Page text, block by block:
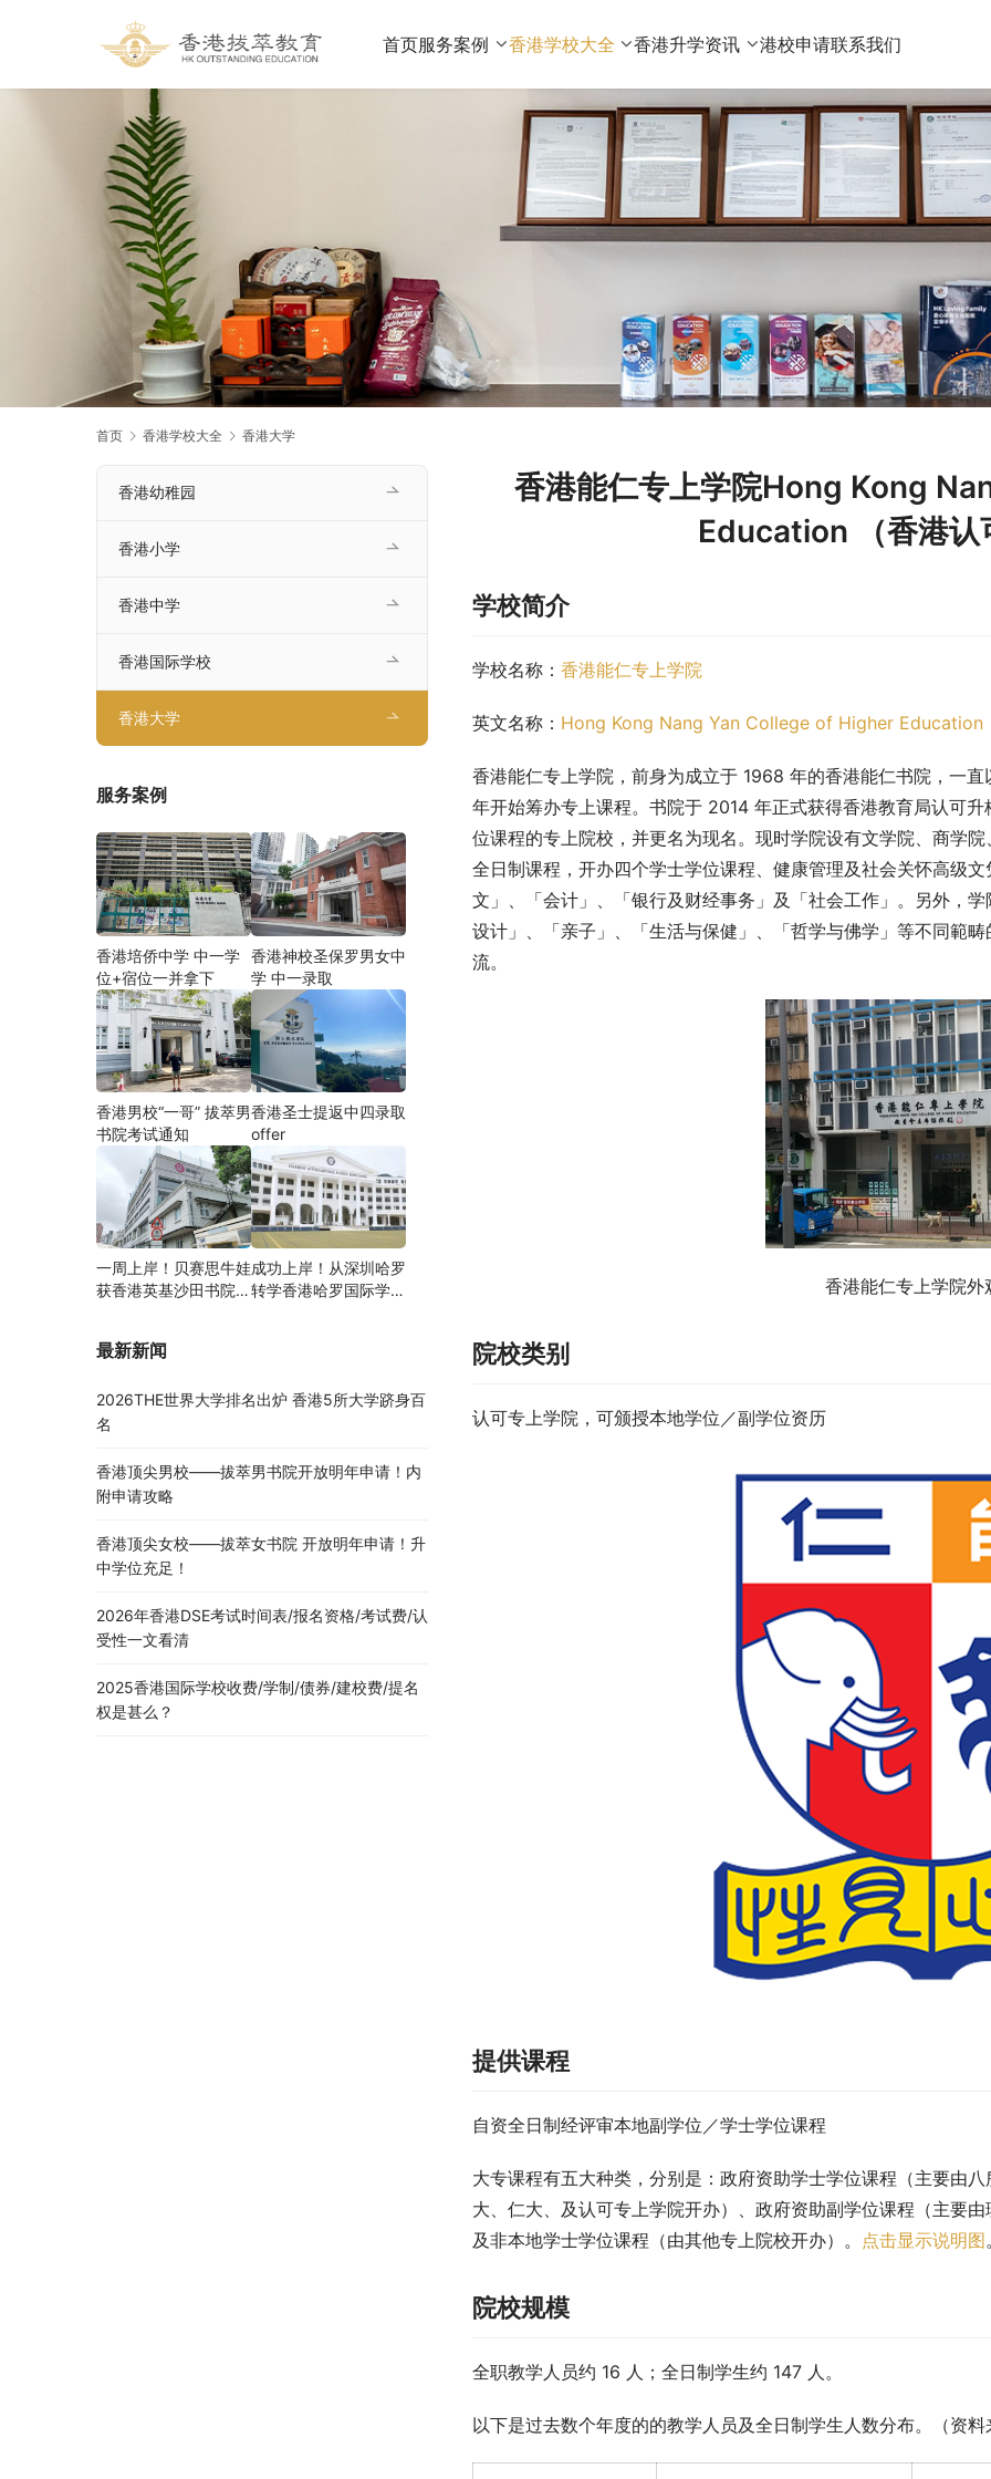
首页服务案例 香港学校大全 香港升学资讯 港校申请联系我们
首页 香港学校大全 香港大学
香港能仁专上学院Hong Kong
Education （香港认
学校简介
学校名称： 香港能仁专上学院
英文名称： Hong Kong Nang Yan College of Higher Education
香港能仁专上学院，前身为成立于 1968 年的香港能仁书院，一
年开始筹办专上课程。书院于 2014 年正式获得香港教育局认可
位课程的专上院校，并更名为现名。现时学院设有文学院、商学
全日制课程，开办四个学士学位课程、健康管理及社会关怀高级
文」、「会计」、「银行及财经事务」及「社会工作」。另外，
设计」、「亲子」、「生活与保健」、「哲学与佛学」等不同範
流。
香港能仁专上学院外
院校类别
认可专上学院，可颁授本地学位／副学位资历
提供课程
自资全日制经评审本地副学位／学士学位课程
大专课程有五大种类，分别是：政府资助学士学位课程（主要由
大、仁大、及认可专上学院开办）、政府资助副学位课程（主要
及非本地学士学位课程（由其他专上院校开办）。 点击显示说明图
院校规模
全职教学人员约 16 人；全日制学生约 147 人。
以下是过去数个年度的的教学人员及全日制学生人数分布。（资料
香港幼稚园
香港小学
香港中学
香港国际学校
香港大学
服务案例
香港培侨中学 中一学
位+宿位一并拿下
香港神校圣保罗男女中
学 中一录取
香港男校“一哥” 拔萃男
书院考试通知
香港圣士提返中四录取
offer
一周上岸！贝赛思牛娃
获香港英基沙田书院录
成功上岸！从深圳哈罗
转学香港哈罗国际学
最新新闻
2026THE世界大学排名出炉 香港5所大学跻身百
名
香港顶尖男校——拔萃男书院开放明年申请！内
附申请攻略
香港顶尖女校——拔萃女书院 开放明年申请！升
中学位充足！
2026年香港DSE考试时间表/报名资格/考试费/认
受性一文看清
2025香港国际学校收费/学制/债券/建校费/提名
权是甚么？